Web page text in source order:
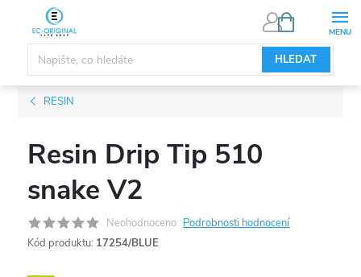
obsah
HLEDAT
NÁKUPNÍ
RESIN
Resin Drip Tip 510
snake V2
Neohodnoceno Podrobnosti hodnocení
Kód produktu: 17254/BLUE